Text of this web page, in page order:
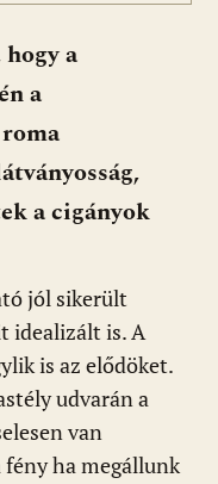
a
a
a cigányok
jól sikerült
idealizált is. A
is az elődöket.
udvarán a
van
fény ha megállunk